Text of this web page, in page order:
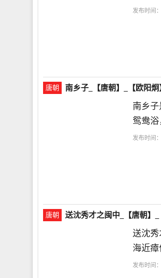
发布时间
唐朝 南乡子_【唐朝】_【欧阳炯
南乡
鸳鸯
发布时间
唐朝 送沈秀才之闽中_【唐朝】_
送沈秀
海近
发布时间